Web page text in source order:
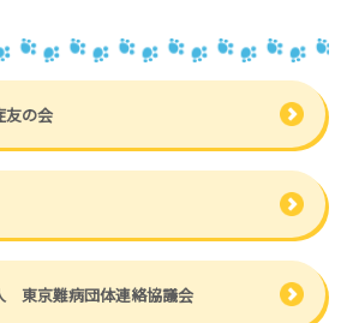
友の会
東京難病団体連絡協議会